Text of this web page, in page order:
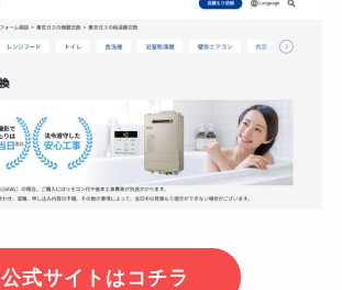
公式サイトはコチラ